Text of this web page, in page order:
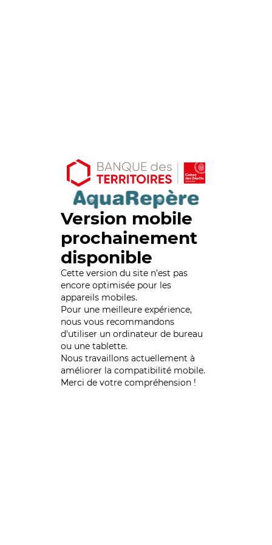
Version mobile
prochainement
disponible
Cette version du site n’est pas
encore optimisée pour les
appareils mobiles.
Pour une meilleure expérience,
nous vous recommandons
d'utiliser un ordinateur de bureau
ou une tablette.
Nous travaillons actuellement à
améliorer la compatibilité mobile.
Merci de votre compréhension !